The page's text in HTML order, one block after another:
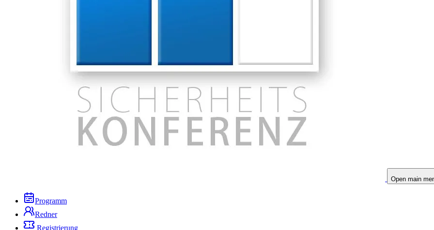
Open main
Programm
Redner
Registrierung